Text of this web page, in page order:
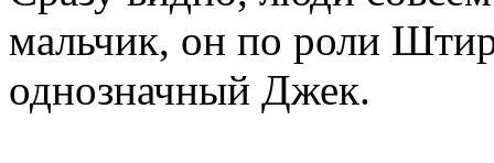
мальчик, он по роли
однозначный Джек.